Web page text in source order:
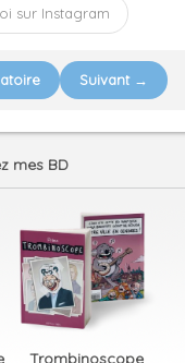
sur Instagram
Suivant →
mes BD
Trombinoscope